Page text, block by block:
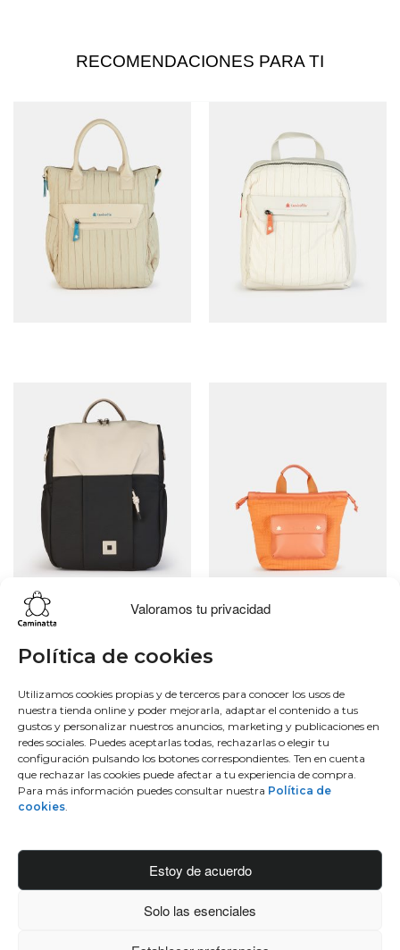
Valoramos tu privacidad
Política de cookies
Utilizamos cookies propias y de terceros para conocer los usos de
nuestra tienda online y poder mejorarla, adaptar el contenido a tus
gustos y personalizar nuestros anuncios, marketing y publicaciones en
redes sociales. Puedes aceptarlas todas, rechazarlas o elegir tu
configuración pulsando los botones correspondientes. Ten en cuenta
que rechazar las cookies puede afectar a tu experiencia de compra.
Para más información puedes consultar nuestra Política de
cookies.
Estoy de acuerdo
Solo las esenciales
RECOMENDACIONES PARA TI
Bowling
Hobo
Monedero
Mochila
Sobre nosotros
50 aniversario
Únete al equipo
Blog
Contacto
Facebook
Instagram
Twitter
Youtube
Conéctate
C/Idiazabal, 37 Barrio Bengoetxea
48960 Galdakao, Bizkaia
info@caminattabags.com